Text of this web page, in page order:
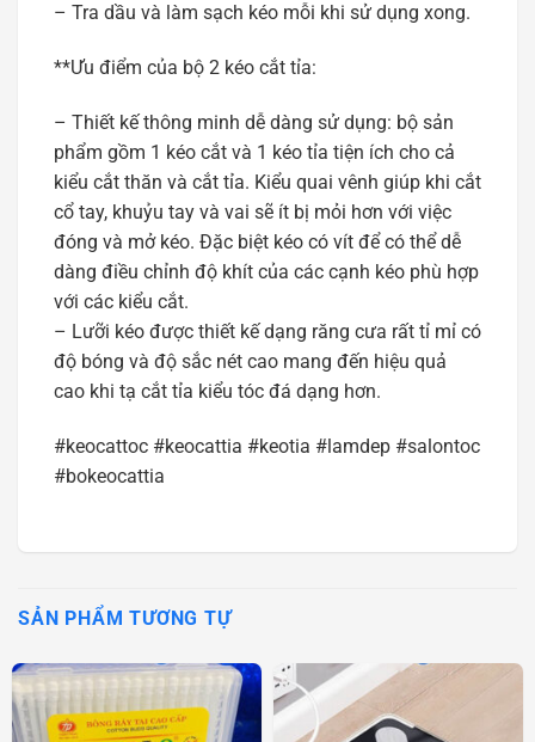
– Tra dầu và làm sạch kéo mỗi khi sử dụng xong.
**Ưu điểm của bộ 2 kéo cắt tỉa:
– Thiết kế thông minh dễ dàng sử dụng: bộ sản
phẩm gồm 1 kéo cắt và 1 kéo tỉa tiện ích cho cả
kiểu cắt thăn và cắt tỉa. Kiểu quai vênh giúp khi cắt
cổ tay, khuỷu tay và vai sẽ ít bị mỏi hơn với việc
đóng và mở kéo. Đặc biệt kéo có vít để có thể dễ
dàng điều chỉnh độ khít của các cạnh kéo phù hợp
với các kiểu cắt.
– Lưỡi kéo được thiết kế dạng răng cưa rất tỉ mỉ có
độ bóng và độ sắc nét cao mang đến hiệu quả
cao khi tạ cắt tỉa kiểu tóc đá dạng hơn.
#keocattoc #keocattia #keotia #lamdep #salontoc
#bokeocattia
SẢN PHẨM TƯƠNG TỰ